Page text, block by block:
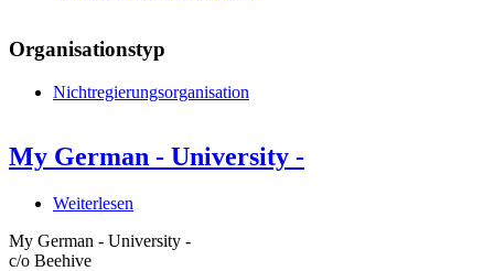
Organisationstyp
Nichtregierungsorganisation
My German - University -
Weiterlesen
German
My German - University -
c/o Beehive